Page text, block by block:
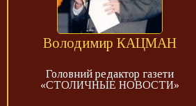
Володимир КАЦМАН
Головний редактор газети
«СТОЛИЧНЫЕ НОВОСТИ»